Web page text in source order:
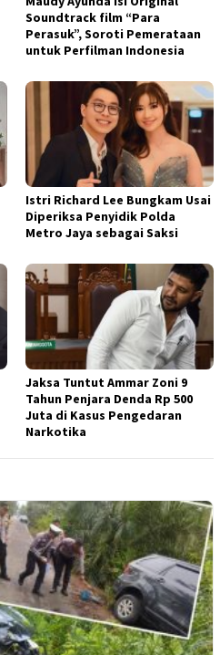
Soundtrack film “Para
Perasuk”, Soroti Pemerataan
untuk Perfilman Indonesia
Istri Richard Lee Bungkam Usai
Diperiksa Penyidik Polda
Metro Jaya sebagai Saksi
Jaksa Tuntut Ammar Zoni 9
Tahun Penjara Denda Rp 500
Juta di Kasus Pengedaran
Narkotika